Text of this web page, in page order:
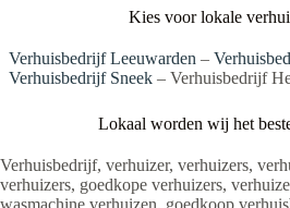
Kies voor lokale
Verhuisbedrijf Leeuwarden –
Verhuisbedrijf Sneek – Verhuisbedrijf
Lokaal worden wij het
Verhuisbedrijf, verhuizer, verhuizers,
verhuizers, goedkope verhuizers,